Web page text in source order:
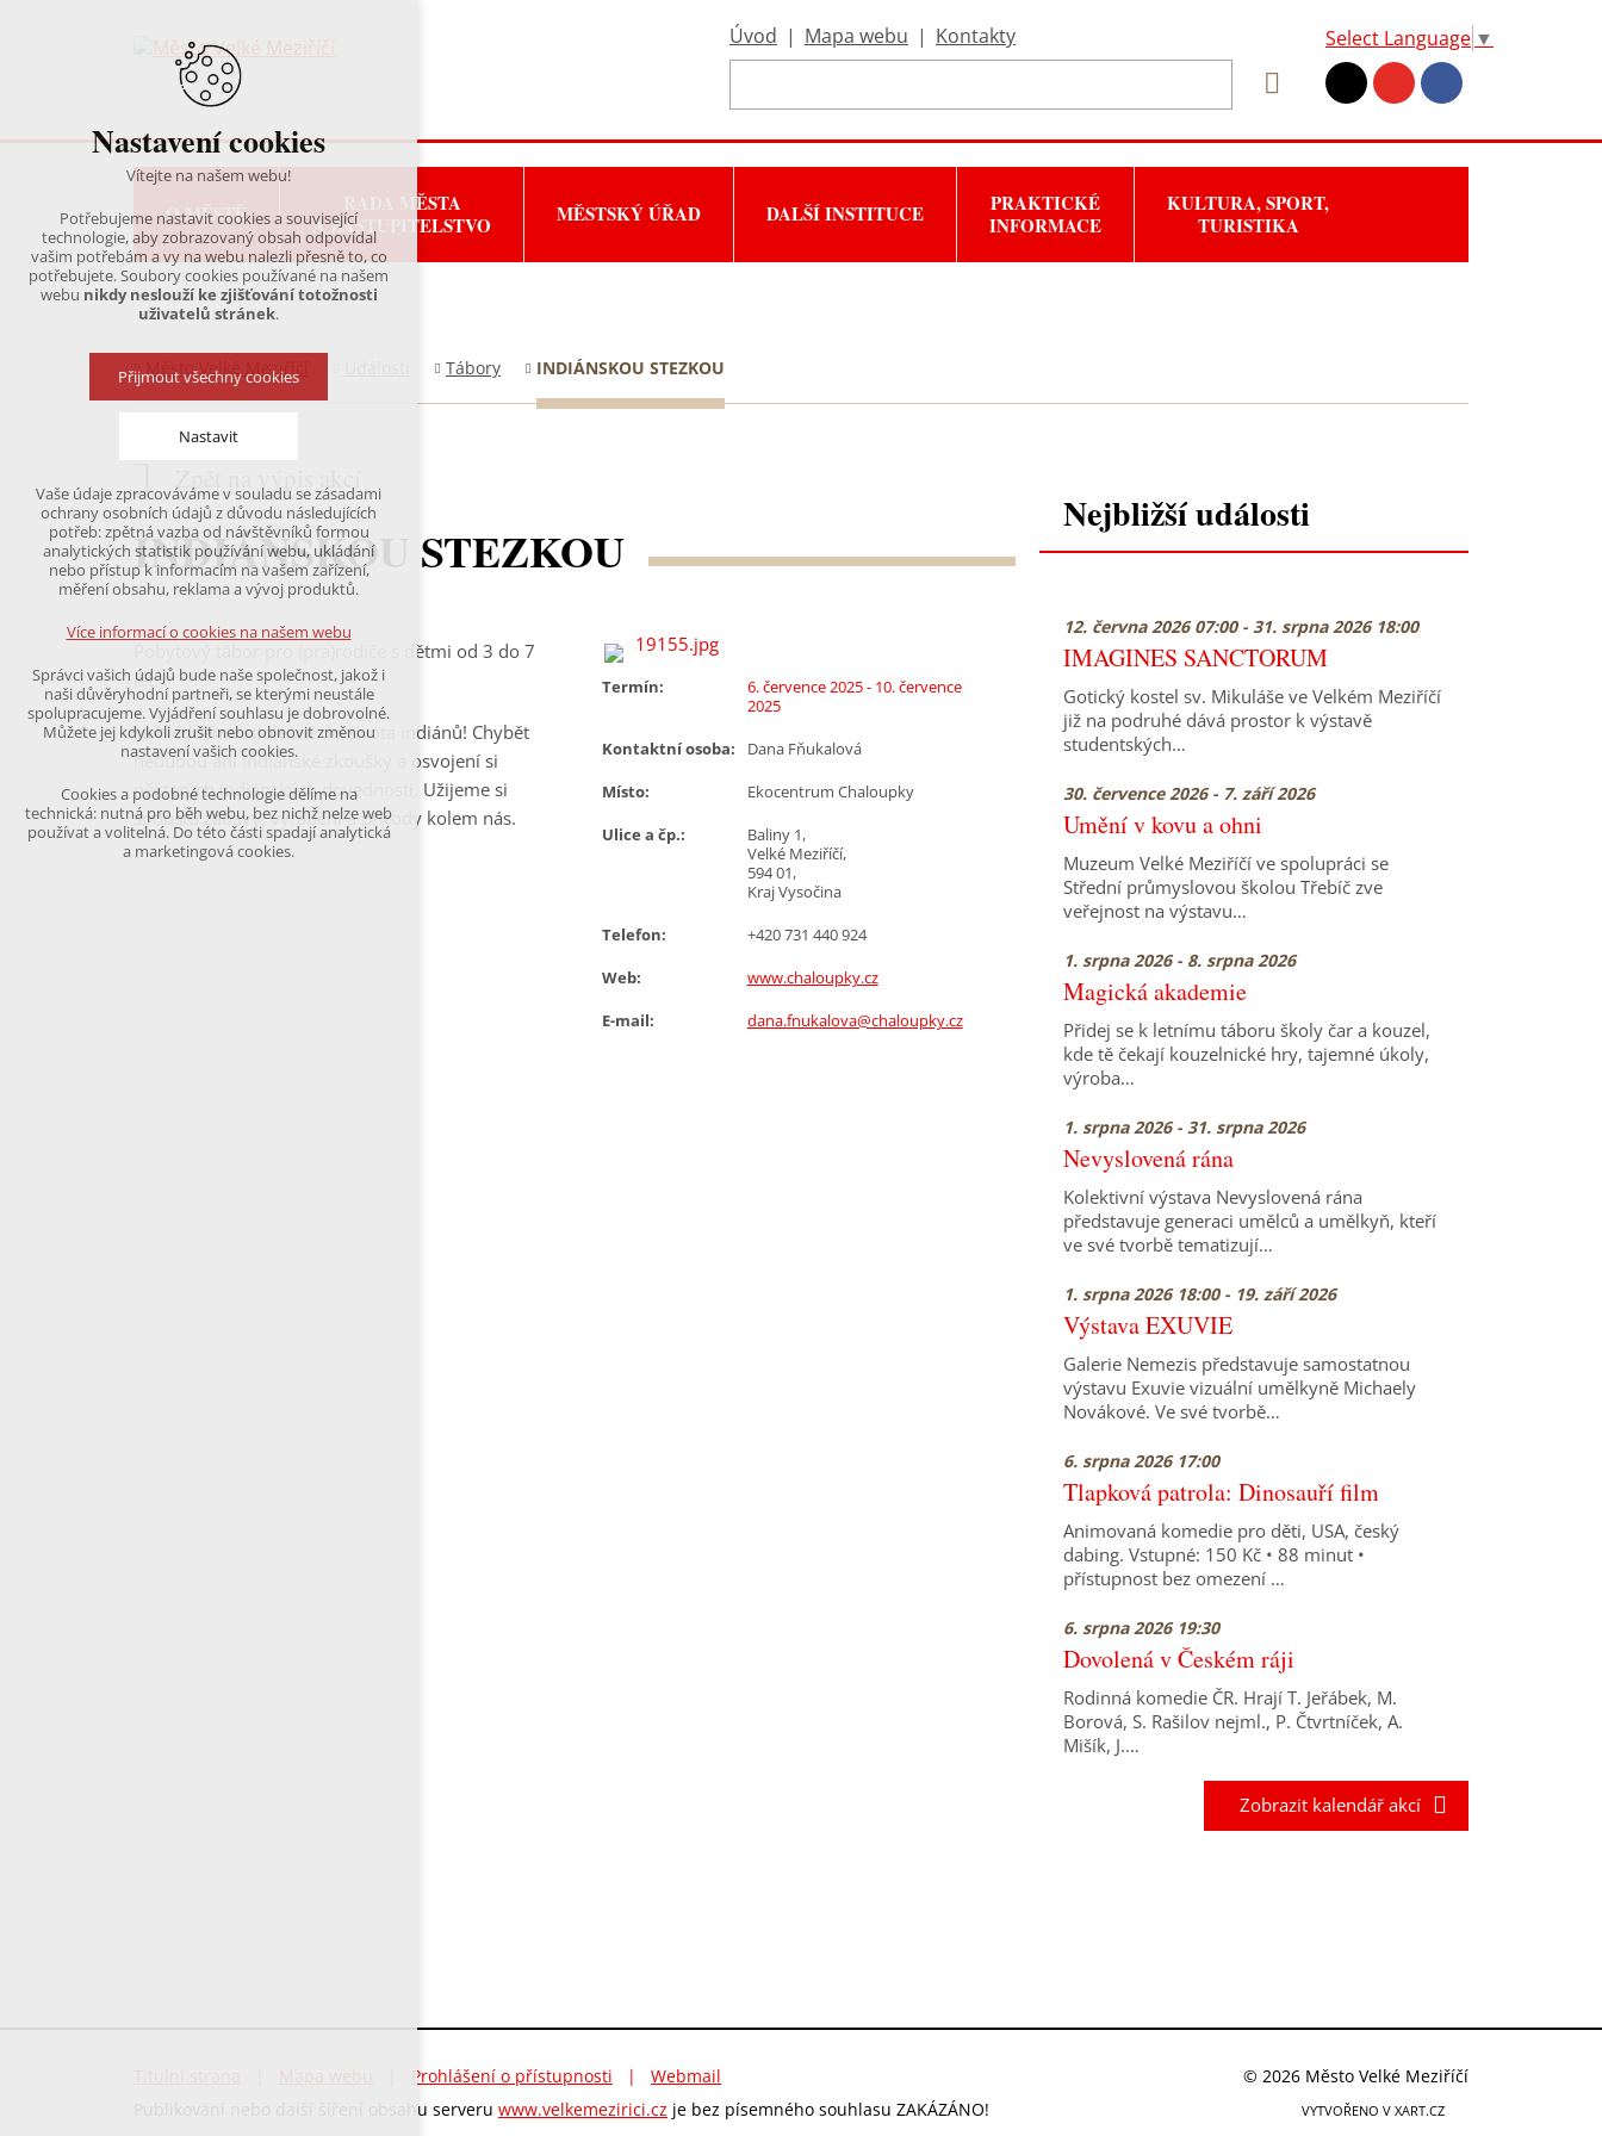
Úvod | Mapa webu | Kontakty Select Language ▼
O MĚSTĚ
RADA MĚSTA
A ZASTUPITELSTVO
MĚSTSKÝ ÚŘAD DALŠÍ INSTITUCE
PRAKTICKÉ
INFORMACE
KULTURA, SPORT,
TURISTIKA
Město Velké Meziříčí Tábory INDIÁNSKOU STEZKOU
INDIÁNSKOU STEZKOU
Pobytový tábor pro (pra)rodiče s dětmi od 3 do 7
let.
Nahlédněme společně do života indiánů! Chybět
nebudou ani indiánské zkoušky a osvojení si
některých indiánských dovedností. Užijeme si
spoustu zábavy, vyrábění a přírody kolem nás.
Termín: 6. července 2025- 10. července
2025
Kontaktní osoba:
Dana Fňukalová
Místo:
Ekocentrum Chaloupky
Ulice a čp.:
Baliny 1,
Velké Meziříčí,
594 01,
Kraj Vysočina
Telefon:
+420 731 440 924
Web:
www.chaloupky.cz
E-mail:
dana.fnukalova@chaloupky.cz
Nejbližší události
12. června 2026 07:00 - 31. srpna 2026 18:00
IMAGINES SANCTORUM
Gotický kostel sv. Mikuláše ve Velkém Meziříčí
již na podruhé dává prostor k výstavě
studentských…
30. července 2026 - 7. září 2026
Umění v kovu a ohni
Muzeum Velké Meziříčí ve spolupráci se
Střední průmyslovou školou Třebíč zve
veřejnost na výstavu…
1. srpna 2026 - 8. srpna 2026
Magická akademie
Přidej se k letnímu táboru školy čar a kouzel,
kde tě čekají kouzelnické hry, tajemné úkoly,
výroba…
1. srpna 2026 - 31. srpna 2026
Nevyslovená rána
Kolektivní výstava Nevyslovená rána
představuje generaci umělců a umělkyň, kteří
ve své tvorbě tematizují…
1. srpna 2026 18:00 - 19. září 2026
Výstava EXUVIE
Galerie Nemezis představuje samostatnou
výstavu Exuvie vizuální umělkyně Michaely
Novákové. Ve své tvorbě…
6. srpna 2026 17:00
Tlapková patrola: Dinosauří film
Animovaná komedie pro děti, USA, český
dabing. Vstupné: 150 Kč • 88 minut •
přístupnost bez omezení …
6. srpna 2026 19:30
Dovolená v Českém ráji
Rodinná komedie ČR. Hrají T. Jeřábek, M.
Borová, S. Rašilov nejml., P. Čtvrtníček, A.
Mišík, J.…
Zobrazit kalendář akcí
Prohlášení o přístupnosti | Webmail
Publikování nebo další šíření obsahu serveru www.velkemezirici.cz je bez písemného souhlasu ZAKÁZÁNO!
© 2026 Město Velké Meziříčí
VYTVOŘENO V XART.CZ
Nastavení cookies
Vítejte na našem webu!
Potřebujeme nastavit cookies a související
technologie, aby zobrazovaný obsah odpovídal
vašim potřebám a vy na webu nalezli přesně to, co
potřebujete. Soubory cookies používané na našem
webu nikdy neslouží ke zjišťování totožnosti
uživatelů stránek.
Přijmout všechny cookies
Nastavit
Technická cookies
nutná pro provozování webu
udržení kontextu stránek (session): případná
přihlášení, volby jazyka, apod.
analytická pro anonymizované vyhodnocení
návštěvnosti
marketingová cookies
(Google,Hotjar,Leadfeeder))
Více informací o cookies na našem webu
Přijmout všechny cookies
Odmítnout vše
Vaše údaje zpracováváme v souladu se zásadami
ochrany osobních údajů z důvodu následujících
potřeb: zpětná vazba od návštěvníků formou
analytických statistik používání webu, ukládání
nebo přístup k informacím na vašem zařízení,
měření obsahu, reklama a vývoj produktů.
Více informací o cookies na našem webu
Správci vašich údajů bude naše společnost, jakož i
naši důvěryhodní partneři, se kterými neustále
spolupracujeme. Vyjádření souhlasu je dobrovolné.
Můžete jej kdykoli zrušit nebo obnovit změnou
nastavení vašich cookies.
Cookies a podobné technologie dělíme na
technická: nutná pro běh webu, bez nichž nelze web
používat a volitelná. Do této části spadají analytická
a marketingová cookies.